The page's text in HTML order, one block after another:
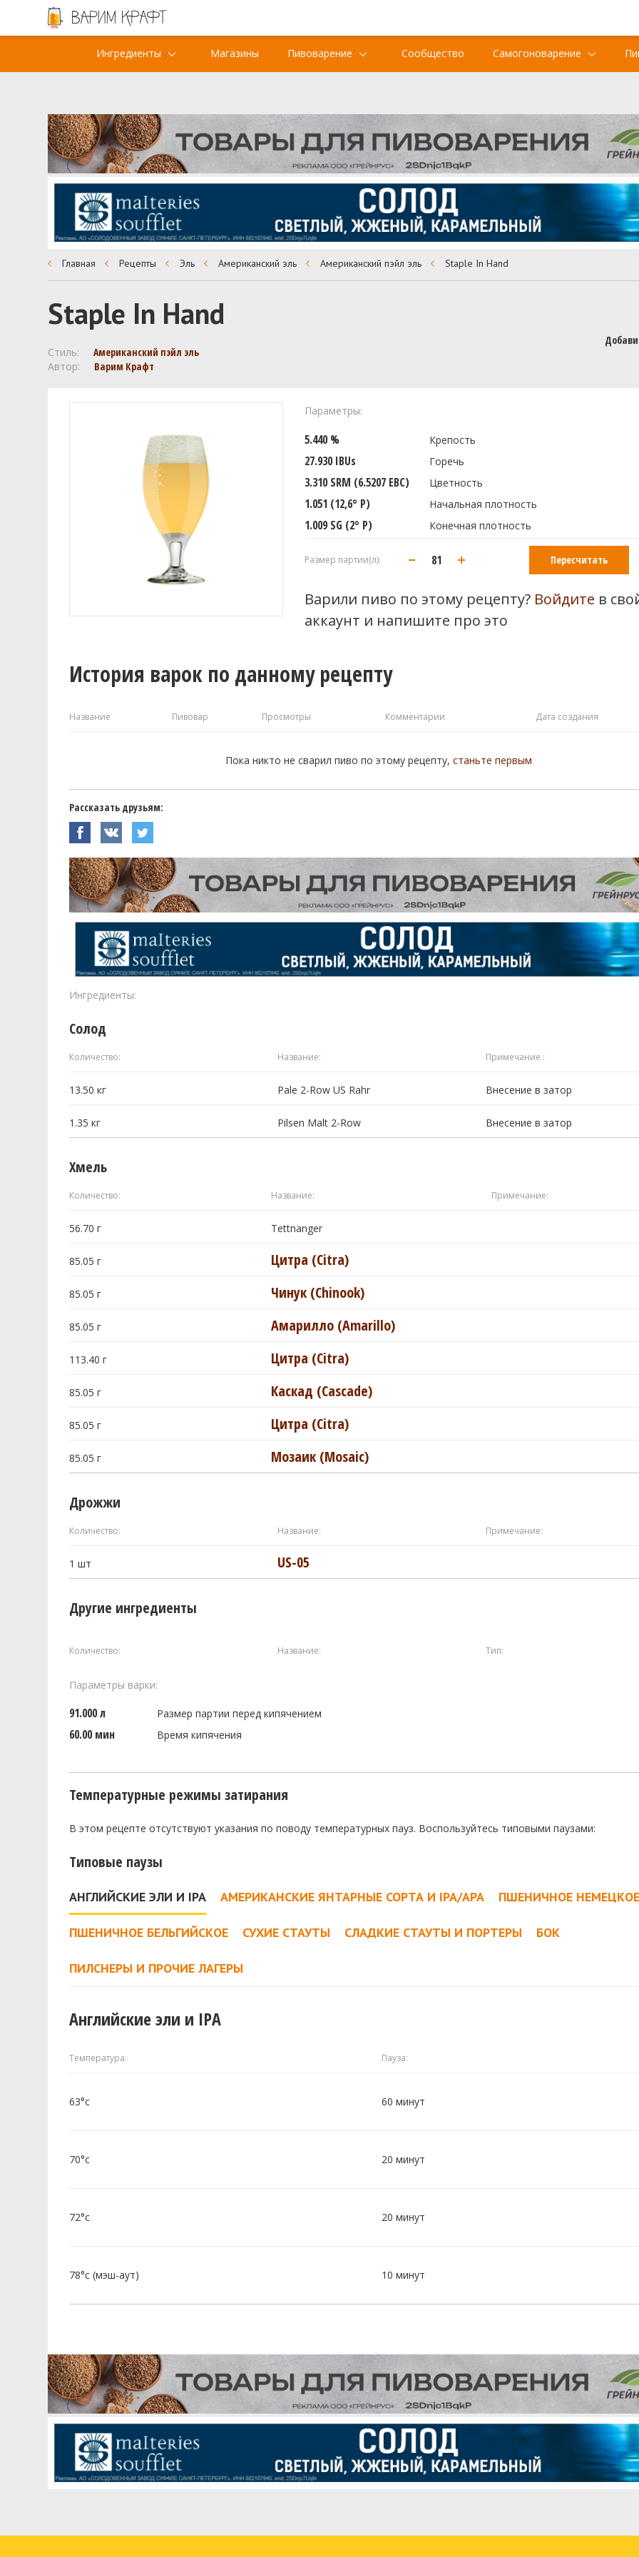
Ингредиенты Магазины Пивоварение Сообщество Самогоноварение
Главная Рецепты Эль Американский эль Американский пэйл эль Staple In Hand
Staple In Hand
Стиль:
Американский пэйл эль
Автор:
Варим Крафт
Параметры:
5.440 % Крепость
27.930 IBUs Горечь
3.310 SRM (6.5207 EBC) Цветность
1.051 (12,6° P) Начальная плотность
1.009 SG (2° P) Конечная плотность
Размер партии(л): Пересчитать
Варили пиво по этому рецепту? Войдите в
аккаунт и напишите про это
История варок по данному рецепту
Название Пивовар Просмотры Комментарии Дата создания
Пока никто не сварил пиво по этому рецепту,станьте первым
Рассказать друзьям:
Ингредиенты:
Солод
Количество: Название: Примечание :
13.50кг Pale 2-Row US Rahr Внесение в затор
1.35кг Pilsen Malt 2-Row Внесение в затор
Хмель
Количество: Название: Примечание:
56.70г Tettnanger
85.05г Цитра (Citra)
85.05г Чинук (Chinook)
85.05г Амарилло (Amarillo)
113.40г Цитра (Citra)
85.05г Каскад (Cascade)
85.05г Цитра (Citra)
85.05г Мозаик (Mosaic)
Дрожжи
Количество: Название: Примечание:
1шт US-05
Другие ингредиенты
Количество: Название: Тип:
Параметры варки:
91.000 л Размер партии перед кипячением
60.00 мин Время кипячения
Температурные режимы затирания
В этом рецепте отсутствуют указания по поводу температурных пауз. Воспользуйтесь типовыми паузами:
Типовые паузы
АНГЛИЙСКИЕ ЭЛИ И IPA АМЕРИКАНСКИЕ ЯНТАРНЫЕ СОРТА И IPA/APA ПШЕНИЧНОЕ
ПШЕНИЧНОЕ БЕЛЬГИЙСКОЕ СУХИЕ СТАУТЫ СЛАДКИЕ СТАУТЫ И ПОРТЕРЫ БОК
ПИЛСНЕРЫ И ПРОЧИЕ ЛАГЕРЫ
Английские эли и IPA
Температура: Пауза:
63°c 60 минут
70°c 20 минут
72°c 20 минут
78°c (мэш-аут) 10 минут